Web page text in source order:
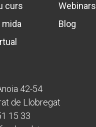
curs
mida
Blog
42-54
de Llobregat
15 33